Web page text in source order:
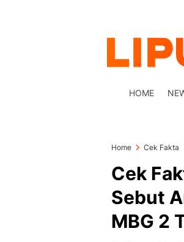
HOME
Home Cek Fakta
Cek
Sebut
MBG 2